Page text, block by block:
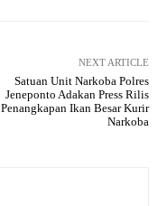
NEXT ARTICLE
Satuan Unit Narkoba Polres
Jeneponto Adakan Press Rilis
Penangkapan Ikan Besar Kurir
Narkoba